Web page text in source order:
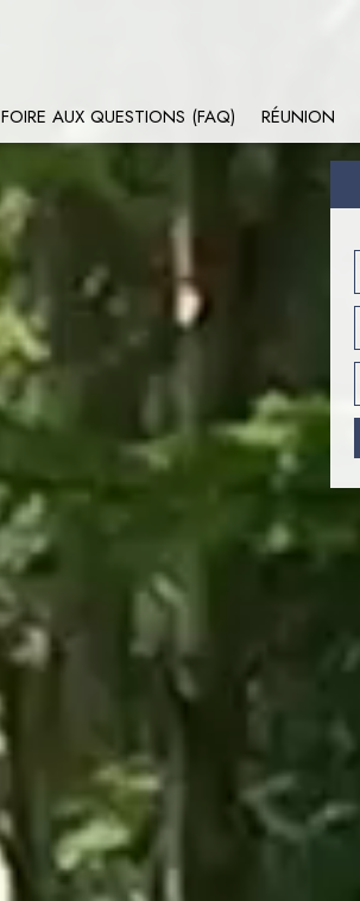
FOIRE AUX QUESTIONS (FAQ) RÉUNION